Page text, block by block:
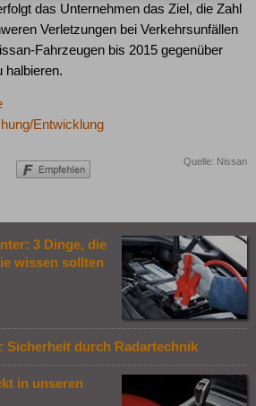
das Unternehmen das Ziel, die Zahl
Verletzungen bei Verkehrsunfällen
Fahrzeugen bis 2015 gegenüber
halbieren.
Entwicklung
Quelle: Nissan
3 Dinge, die
wissen sollten
Sicherheit durch Radartechnik
in unseren